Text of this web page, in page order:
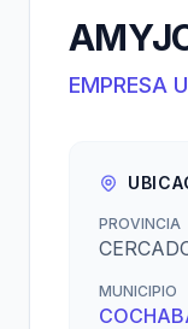
EMPRESA
PROVINCIA
MUNICIPIO